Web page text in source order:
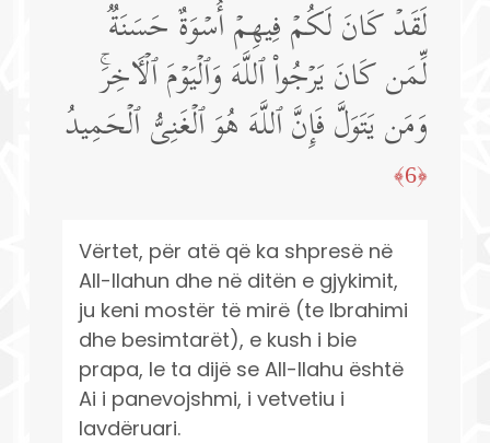
لَقَدۡ كَانَ لَكُمۡ فِیهِمۡ أُسۡوَةٌ حَسَنَةࣱ
لِّمَن كَانَ یَرۡجُوا۟ ٱللَّهَ وَٱلۡیَوۡمَ ٱلۡـَٔاخِرَۚ
وَمَن یَتَوَلَّ فَإِنَّ ٱللَّهَ هُوَ ٱلۡغَنِیُّ ٱلۡحَمِیدُ
﴿6﴾
Vërtet, për atë që ka shpresë në
All-llahun dhe në ditën e gjykimit,
ju keni mostër të mirë (te Ibrahimi
dhe besimtarët), e kush i bie
prapa, le ta dijë se All-llahu është
Ai i panevojshmi, i vetvetiu i
lavdëruari.